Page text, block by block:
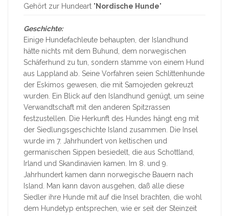
Gehört zur Hundeart "Nordische Hunde"
Geschichte:
Einige Hundefachleute behaupten, der Islandhund
hätte nichts mit dem Buhund, dem norwegischen
Schäferhund zu tun, sondern stamme von einem Hund
aus Lappland ab. Seine Vorfahren seien Schlittenhunde
der Eskimos gewesen, die mit Samojeden gekreuzt
wurden. Ein Blick auf den Islandhund genügt, um seine
Verwandtschaft mit den anderen Spitzrassen
festzustellen. Die Herkunft des Hundes hängt eng mit
der Siedlungsgeschichte Island zusammen. Die Insel
wurde im 7. Jahrhundert von keltischen und
germanischen Sippen besiedelt, die aus Schottland,
Irland und Skandinavien kamen. Im 8. und 9.
Jahrhundert kamen dann norwegische Bauern nach
Island. Man kann davon ausgehen, daß alle diese
Siedler ihre Hunde mit auf die Insel brachten, die wohl
dem Hundetyp entsprechen, wie er seit der Steinzeit